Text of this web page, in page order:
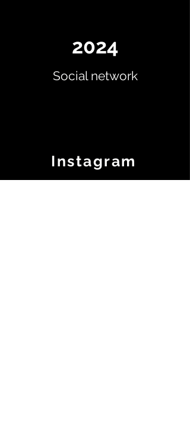
2024
Social network
Instagram